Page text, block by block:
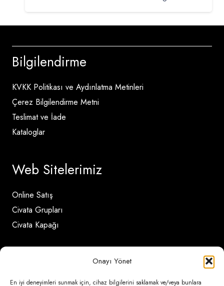
Onayı Yönet
En iyi deneyimleri sunmak için, cihaz bilgilerini saklamak ve/veya bunlara
Bilgilendirme
KVKK Politikası ve Aydınlatma Metinleri
Çerez Bilgilendirme Metni
Teslimat ve İade
Kataloglar
Web Sitelerimiz
Online Satış
Civata Grupları
Civata Kapağı
İletişim Detayları